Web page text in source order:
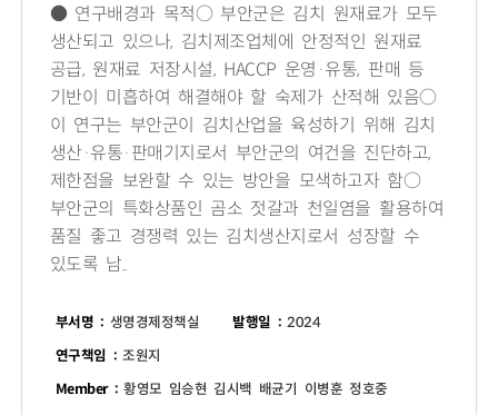
● 연구배경과 목적○ 부안군은 김치 원재료가 모두
생산되고 있으나, 김치제조업체에 안정적인 원재료
공급, 원재료 저장시설, HACCP 운영·유통, 판매 등
기반이 미흡하여 해결해야 할 숙제가 산적해 있음○
이 연구는 부안군이 김치산업을 육성하기 위해 김치
생산·유통·판매기지로서 부안군의 여건을 진단하고,
제한점을 보완할 수 있는 방안을 모색하고자 함○
부안군의 특화상품인 곰소 젓갈과 천일염을 활용하여
품질 좋고 경쟁력 있는 김치생산지로서 성장할 수
있도록 남..
부서명 : 생명경제정책실 발행일 : 2024
연구책임 : 조원지
Member : 황영모 임승현 김시백 배균기 이병훈 정호중